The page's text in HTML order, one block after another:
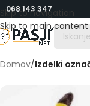
Skip to navigation
Skip to main content
068 143 347
Domov/Izdelki